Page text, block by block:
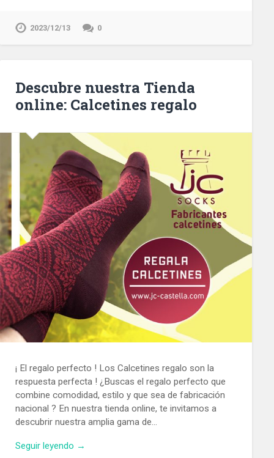
2023/12/13 0
Descubre nuestra Tienda
online: Calcetines regalo
¡ El regalo perfecto ! Los Calcetines regalo son la
respuesta perfecta ! ¿Buscas el regalo perfecto que
combine comodidad, estilo y que sea de fabricación
nacional ? En nuestra tienda online, te invitamos a
descubrir nuestra amplia gama de…
Seguir leyendo →